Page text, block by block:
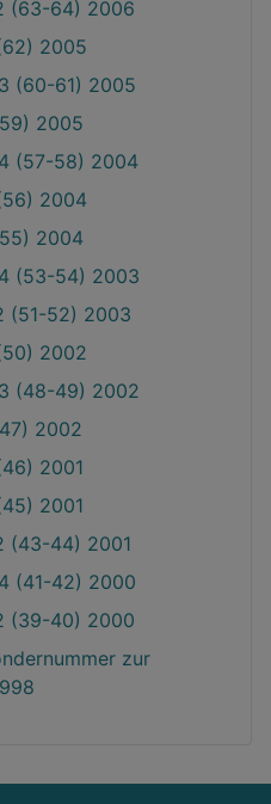
(63-64) 2006
2005
(60-61) 2005
2005
(57-58) 2004
2004
2004
(53-54) 2003
(51-52) 2003
2002
(48-49) 2002
2002
2001
2001
(43-44) 2001
(41-42) 2000
(39-40) 2000
zur